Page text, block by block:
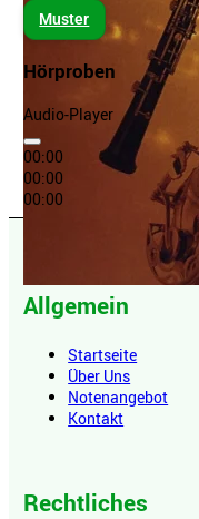
Muster
Hörproben
Audio-Player
00:00
00:00
00:00
Allgemein
Startseite
Über Uns
Notenangebot
Kontakt
Rechtliches